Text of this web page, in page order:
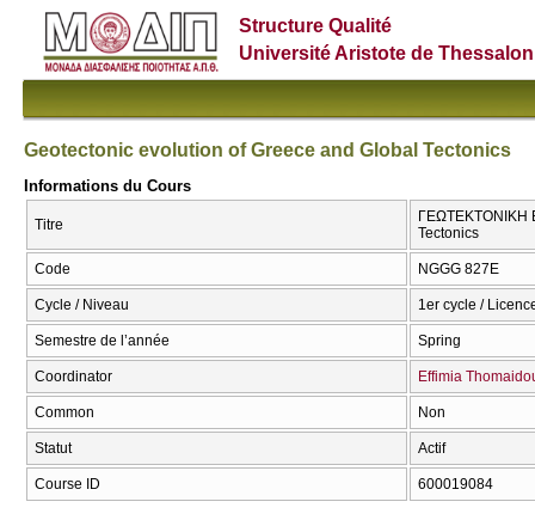
Structure Qualité
Université Aristote de
Geotectonic evolution of Greece and Global Tectonics
Informations du Cours
Titre
ΓΕΩΤΕΚΤΟΝΙΚΗ
Tectonics
Code ΝGGG 827E
Cycle / Niveau 1er cycle /
Semestre de l’année Spring
Coordinator Effimia
Common Non
Statut Actif
Course ID 600019084